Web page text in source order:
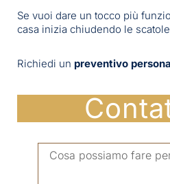
Se vuoi dare un tocco più
casa inizia chiudendo le
Richiedi un preventivo